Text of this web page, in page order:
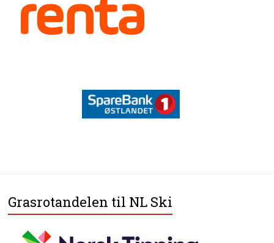
Grasrotandelen til NL Ski